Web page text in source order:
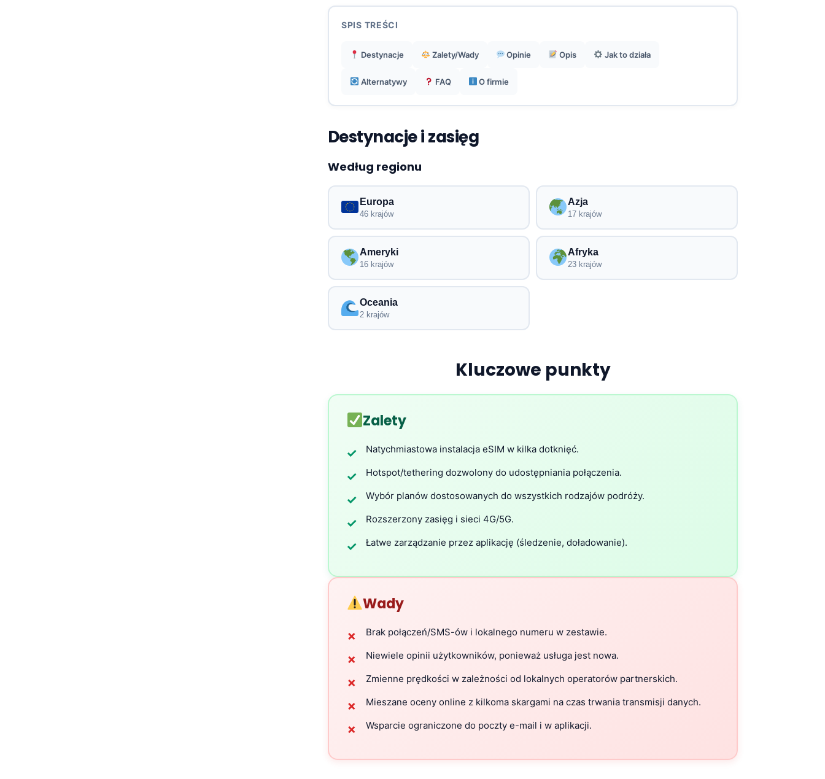
SPIS TREŚCI
Destynacje Zalety/Wady Opinie Opis Jak to działa
Alternatywy FAQ O firmie
Destynacje i zasięg
Według regionu
Europa
46 krajów
Azja
17 krajów
Ameryki
16 krajów
Afryka
23 krajów
Oceania
2 krajów
Kluczowe punkty
Zalety
✓ Natychmiastowa instalacja eSIM w kilka dotknięć.
✓ Hotspot/tethering dozwolony do udostępniania połączenia.
✓ Wybór planów dostosowanych do wszystkich rodzajów podróży.
✓ Rozszerzony zasięg i sieci 4G/5G.
✓ Łatwe zarządzanie przez aplikację (śledzenie, doładowanie).
Wady
✗ Brak połączeń/SMS-ów i lokalnego numeru w zestawie.
✗ Niewiele opinii użytkowników, ponieważ usługa jest nowa.
✗ Zmienne prędkości w zależności od lokalnych operatorów partnerskich.
✗ Mieszane oceny online z kilkoma skargami na czas trwania transmisji danych.
✗ Wsparcie ograniczone do poczty e-mail i w aplikacji.